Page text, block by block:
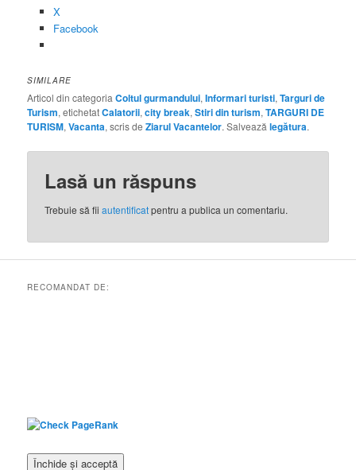
X
Facebook
SIMILARE
Articol din categoriaColtul gurmandului,Informari turisti,Targuri de
Turism, etichetatCalatorii,city break,Stiri din turism,TARGURI DE
TURISM,Vacanta, scris deZiarul Vacantelor. Salveazălegătura.
Lasă un răspuns
Trebuie să fiiautentificatpentru a publica un comentariu.
RECOMANDAT DE: